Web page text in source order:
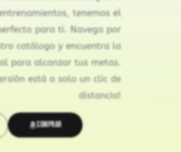
tenemos el
para ti. Navega por
catálogo y encuentra la
para alcanzar tus metas.
está a solo un clic de
distancia!
Comprar